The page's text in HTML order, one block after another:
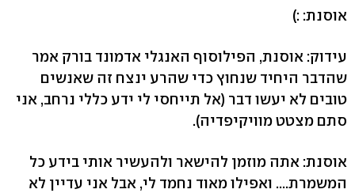
אוסנת: :)
עידוק: אוסנת, הפילוסוף האנגלי אדמונד בורק אמר
שהדבר היחיד שנחוץ כדי שהרע ינצח זה שאנשים
טובים לא יעשו דבר (אל תייחסי לי ידע כללי נרחב, אני
סתם מצטט מוויקיפדיה).
אוסנת: אתה מוזמן להישאר ולהעשיר אותי בידע כל
המשמרת.... ואפילו מאוד נחמד לי, אבל אני עדיין לא